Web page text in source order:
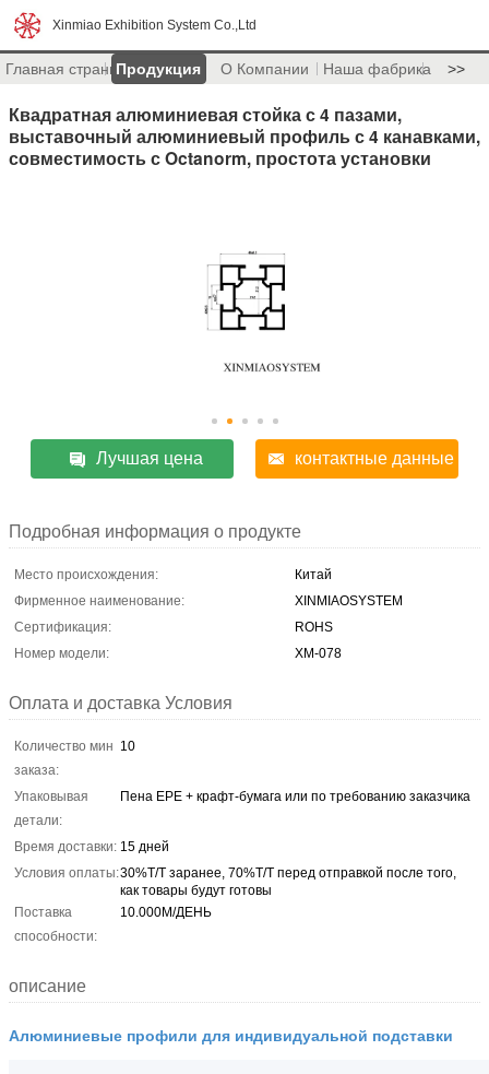
Xinmiao Exhibition System Co.,Ltd
Главная страницаПродукция О Компании Наша фабрика >>
Квадратная алюминиевая стойка с 4 пазами,
выставочный алюминиевый профиль с 4 канавками,
совместимость с Octanorm, простота установки
Лучшая цена контактные данные
Подробная информация о продукте
Место происхождения:
Китай
Фирменное наименование:
XINMIAOSYSTEM
Сертификация:
ROHS
Номер модели:
ХМ-078
Оплата и доставка Условия
Количество мин
заказа:
10
Упаковывая
детали:
Пена EPE + крафт-бумага или по требованию заказчика
Время доставки: 15 дней
Условия оплаты:30%T/T заранее, 70%T/T перед отправкой после того,
как товары будут готовы
Поставка
способности:
10.000М/ДЕНЬ
описание
Алюминиевые профили для индивидуальной подставки